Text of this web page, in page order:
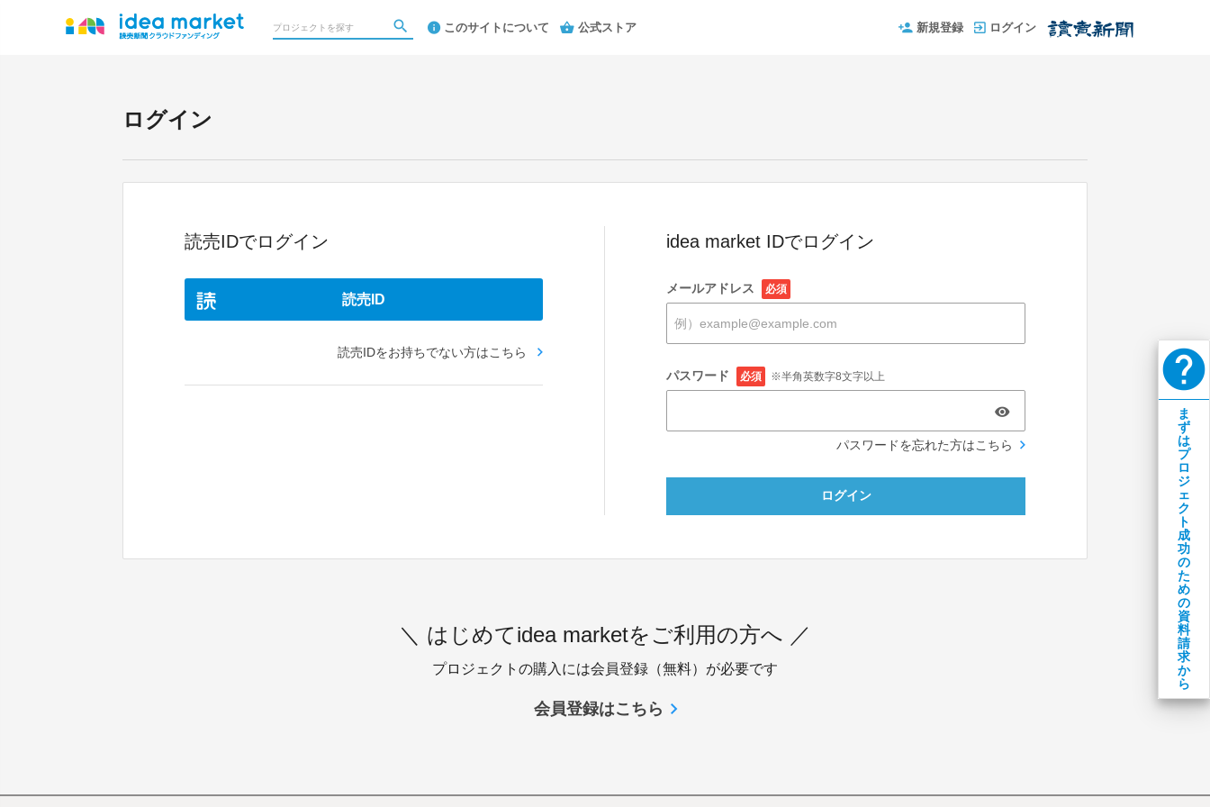
このサイトについて 公式ストア 新規登録 ログイン
ログイン
読売IDでログイン
読売ID
読売IDをお持ちでない方はこちら
idea market IDでログイン
メールアドレス 必須
パスワード 必須 ※半角英数字8文字以上
パスワードを忘れた方はこちら
ログイン
＼ はじめてidea marketをご利用の方へ ／
プロジェクトの購入には会員登録（無料）が必要です
会員登録はこちら
help
ま
ず
は
プ
ロ
ジ
ェ
ク
ト
成
功
の
た
め
の
資
料
請
求
か
ら